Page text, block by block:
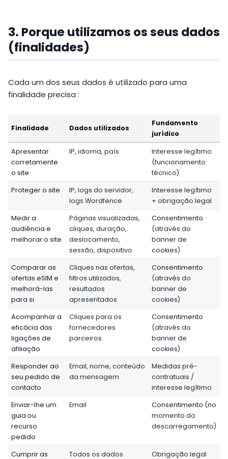
3. Porque utilizamos os seus dados
(finalidades)
Cada um dos seus dados é utilizado para uma
finalidade precisa :
Finalidade Dados utilizados
Fundamento
jurídico
Apresentar
corretamente
o site
IP, idioma, país
Interesse legítimo
(funcionamento
técnico)
Proteger o site
IP, logs do servidor,
logs Wordfence
Interesse legítimo
+ obrigação legal
Medir a
audiência e
melhorar o site
Páginas visualizadas,
cliques, duração,
deslocamento,
sessão, dispositivo
Consentimento
(através do
banner de
cookies)
Comparar as
ofertas eSIM e
melhorá-las
para si
Cliques nas ofertas,
filtros utilizados,
resultados
apresentados
Consentimento
(através do
banner de
cookies)
Acompanhar a
eficácia das
ligações de
afiliação
Cliques para os
fornecedores
parceiros
Consentimento
(através do
banner de
cookies)
Responder ao
seu pedido de
contacto
Email, nome, conteúdo
da mensagem
Medidas pré-
contratuais /
interesse legítimo
Enviar-lhe um
guia ou
recurso
pedido
Email Consentimento (no
momento do
descarregamento)
Cumprir as
Todos os dados
Obrigação legal